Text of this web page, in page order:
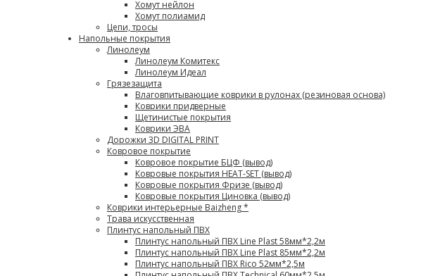
Хомут нейлон
Хомут полиамид
Цепи, тросы
Напольные покрытия
Линолеум
Линолеум Комитекс
Линолеум Идеал
Грязезащита
Влаговпитывающие коврики в рулонах (резиновая основа)
Коврики придверные
Щетинистые покрытия
Коврики ЭВА
Дорожки 3D DIGITAL PRINT
Ковровое покрытие
Ковровое покрытие БЦФ (вывод)
Ковровые покрытия HEAT-SET (вывод)
Ковровые покрытия Фризе (вывод)
Ковровые покрытия Циновка (вывод)
Коврики интерьерные Baizheng *
Трава искусственная
Плинтус напольный ПВХ
Плинтус напольный ПВХ Line Plast 58мм*2,2м
Плинтус напольный ПВХ Line Plast 85мм*2,2м
Плинтус напольный ПВХ Rico 52мм*2,5м